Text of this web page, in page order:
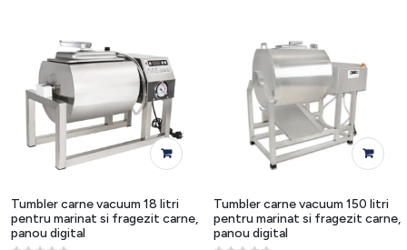
Tumbler carne vacuum 18 litri
pentru marinat si fragezit carne,
panou digital
Tumbler carne vacuum 150 litri
pentru marinat si fragezit carne,
panou digital